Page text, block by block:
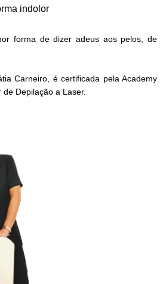
indolor
forma de dizer adeus aos pelos, de
Carneiro, é certificada pela Academy
Depilação a Laser.